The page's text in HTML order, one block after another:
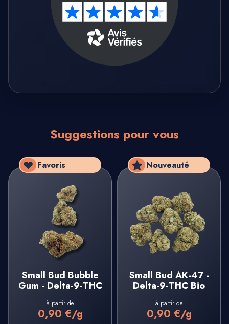
made in France.
Suggestions pour vous
Favoris
Small Bud Bubble
Gum - Delta-9-THC
à partir de
0,90 €/g
Nouveauté
Small Bud AK-47 -
Delta-9-THC Bio
à partir de
0,90 €/g